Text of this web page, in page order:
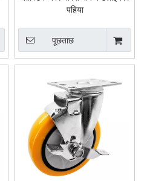
पहिया
पूछताछ